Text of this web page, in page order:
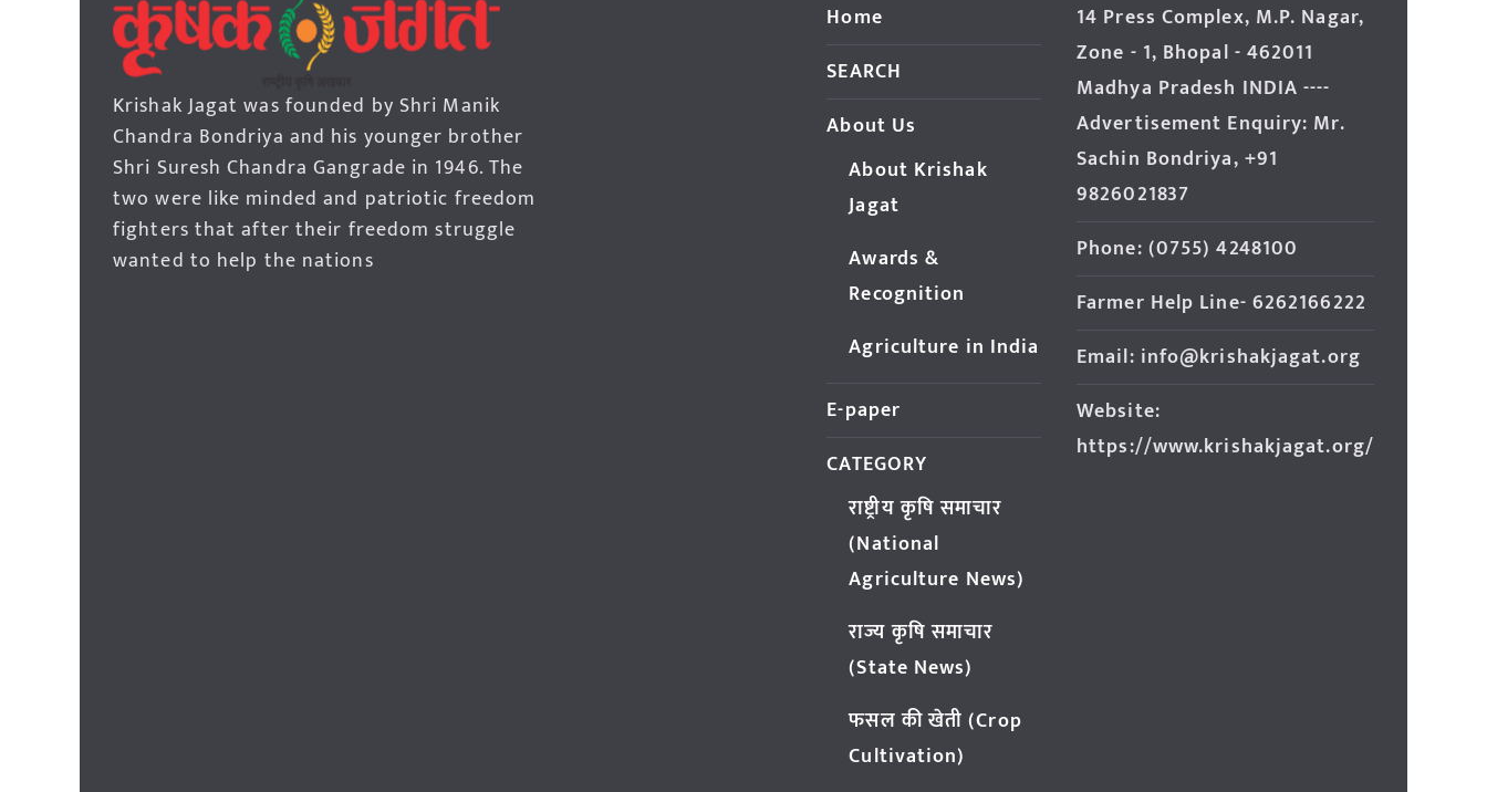
Krishak Jagat was founded by Shri Manik
Chandra Bondriya and his younger brother
Shri Suresh Chandra Gangrade in 1946. The
two were like minded and patriotic freedom
fighters that after their freedom struggle
wanted to help the nations
Home
SEARCH
About Us
About Krishak
Jagat
Awards &
Recognition
Agriculture in India
E-paper
CATEGORY
राष्ट्रीय कृषि समाचार
(National
Agriculture News)
राज्य कृषि समाचार
(State News)
फसल की खेती (Crop
Cultivation)
14 Press Complex, M.P. Nagar,
Zone - 1, Bhopal - 462011
Madhya Pradesh INDIA ----
Advertisement Enquiry: Mr.
Sachin Bondriya, +91
9826021837
Phone: (0755) 4248100
Farmer Help Line- 6262166222
Email: info@krishakjagat.org
Website:
https://www.krishakjagat.org/